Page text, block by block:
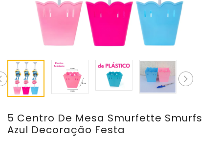
5 Centro De Mesa Smurfette Smurfs
Azul Decoração Festa